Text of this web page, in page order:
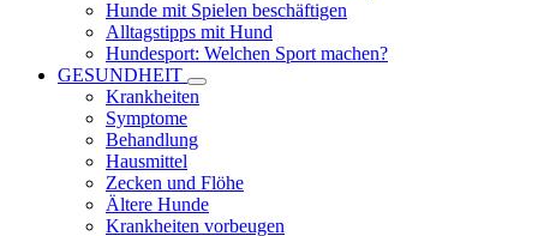
Hunde mit Spielen beschäftigen
Alltagstipps mit Hund
Hundesport: Welchen Sport machen?
GESUNDHEIT
Krankheiten
Symptome
Behandlung
Hausmittel
Zecken und Flöhe
Ältere Hunde
Krankheiten vorbeugen